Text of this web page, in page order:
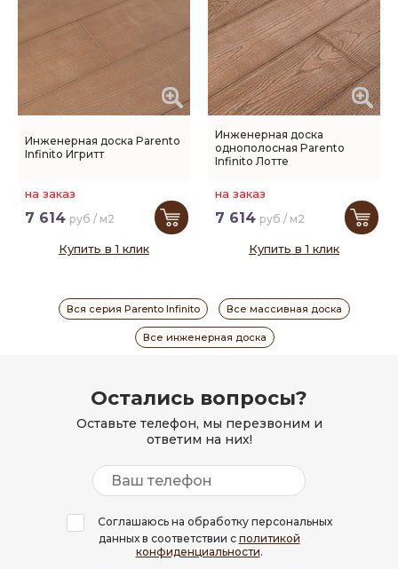
Инженерная доска Parento
Infinito Игритт
на заказ
7 614 руб / м2
Купить в 1 клик
Инженерная доска
однополосная Parento
Infinito Лотте
на заказ
7 614 руб / м2
Купить в 1 клик
Вся серия Parento Infinito Все массивная доска
Все инженерная доска
Остались вопросы?
Оставьте телефон, мы перезвоним и
ответим на них!
Соглашаюсь на обработку персональных
данных в соответствии с политикой
конфиденциальности.